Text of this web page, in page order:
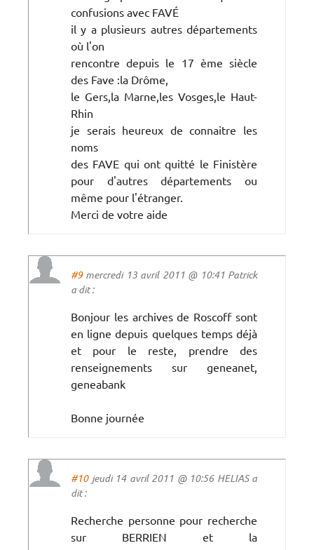
confusions avec FAVÉ
il y a plusieurs autres départements
où l'on
rencontre depuis le 17 ème siècle
des Fave :la Drôme,
le Gers,la Marne,les Vosges,le Haut-
Rhin
je serais heureux de connaitre les
noms
des FAVE qui ont quitté le Finistère
pour d'autres départements ou
même pour l'étranger.
Merci de votre aide
#9mercredi 13 avril 2011 @ 10:41 Patrick
a dit :
Bonjour les archives de Roscoff sont
en ligne depuis quelques temps déjà
et pour le reste, prendre des
renseignements sur geneanet,
geneabank
Bonne journée
#10jeudi 14 avril 2011 @ 10:56 HELIAS a
dit :
Recherche personne pour recherche
sur BERRIEN et la